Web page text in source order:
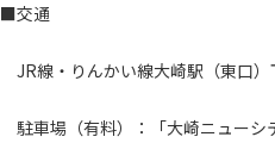
■交通
JR線・りんかい線大崎駅（東口
駐車場（有料）：「大崎ニューシ